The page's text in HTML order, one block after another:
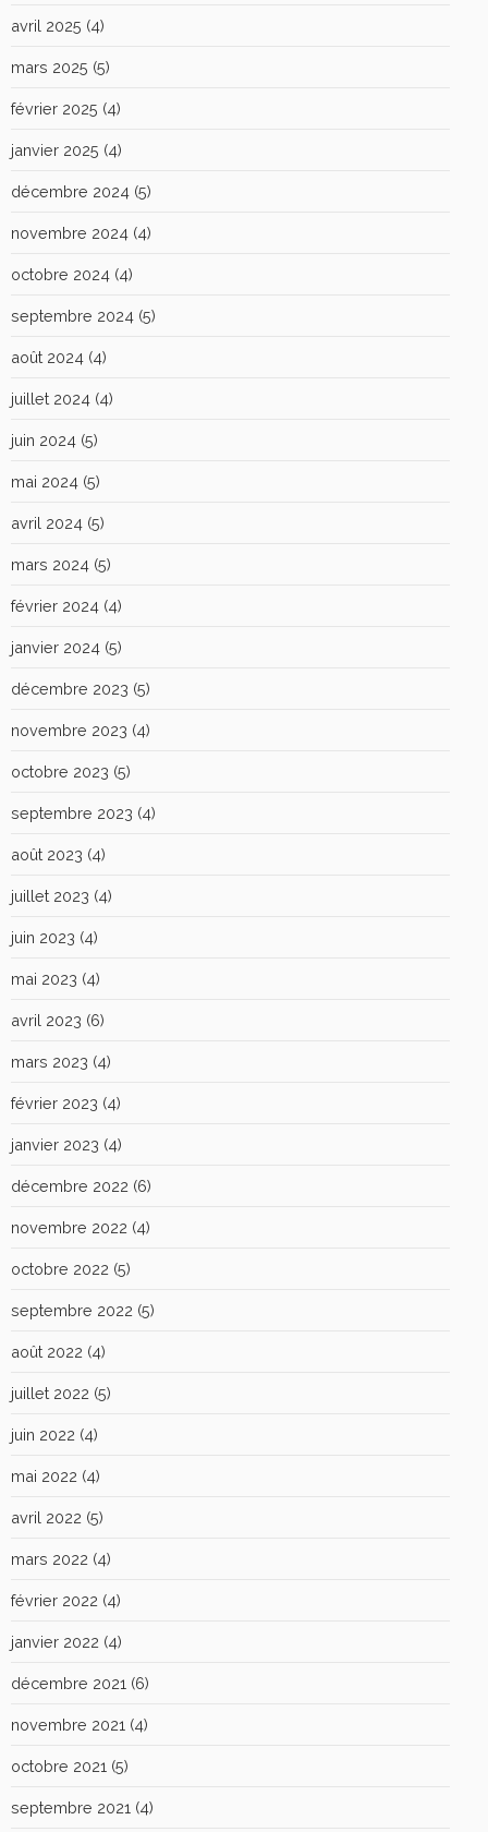
avril 2025 (4)
mars 2025 (5)
février 2025 (4)
janvier 2025 (4)
décembre 2024 (5)
novembre 2024 (4)
octobre 2024 (4)
septembre 2024 (5)
août 2024 (4)
juillet 2024 (4)
juin 2024 (5)
mai 2024 (5)
avril 2024 (5)
mars 2024 (5)
février 2024 (4)
janvier 2024 (5)
décembre 2023 (5)
novembre 2023 (4)
octobre 2023 (5)
septembre 2023 (4)
août 2023 (4)
juillet 2023 (4)
juin 2023 (4)
mai 2023 (4)
avril 2023 (6)
mars 2023 (4)
février 2023 (4)
janvier 2023 (4)
décembre 2022 (6)
novembre 2022 (4)
octobre 2022 (5)
septembre 2022 (5)
août 2022 (4)
juillet 2022 (5)
juin 2022 (4)
mai 2022 (4)
avril 2022 (5)
mars 2022 (4)
février 2022 (4)
janvier 2022 (4)
décembre 2021 (6)
novembre 2021 (4)
octobre 2021 (5)
septembre 2021 (4)